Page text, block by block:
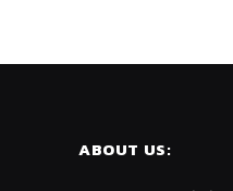
ABOUT US: